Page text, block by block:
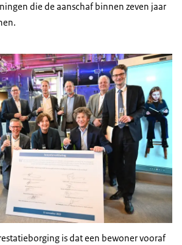
die de aanschaf binnen zeven jaar
is dat een bewoner vooraf